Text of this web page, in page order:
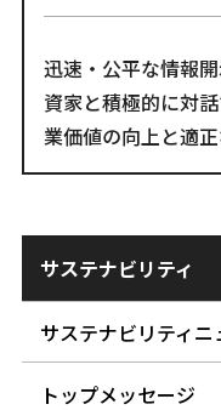
迅速・公平な情報
資家と積極的に対
業価値の向上と適
サステナビリティ
サステナビリティニ
トップメッセージ